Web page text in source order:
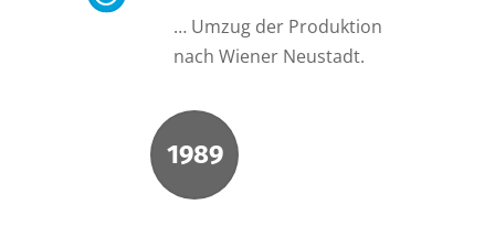
… Umzug der Produktion
nach Wiener Neustadt.
1989